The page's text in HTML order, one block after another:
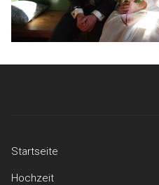
Startseite
Hochzeit